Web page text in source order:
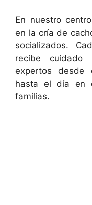
En nuestro
en la cría de
socializados.
recibe cuidado
expertos desde
hasta el día en
familias.